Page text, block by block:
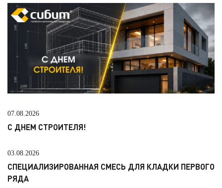
07.08.2026
С ДНЕМ СТРОИТЕЛЯ!
03.08.2026
СПЕЦИАЛИЗИРОВАННАЯ СМЕСЬ ДЛЯ КЛАДКИ ПЕРВОГО
РЯДА